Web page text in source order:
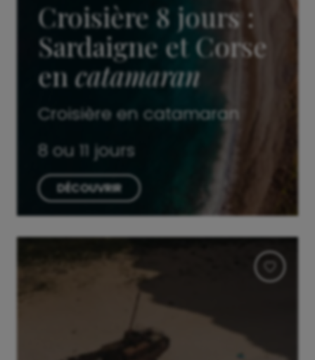
Croisière 8 jours :
Sardaigne et Corse
encatamaran
Croisière en catamaran
8 ou 11 jours
DÉCOUVRIR